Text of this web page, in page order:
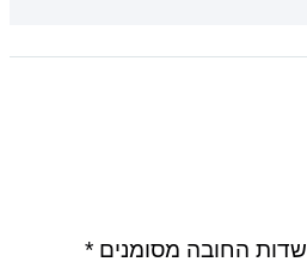
שדות החובה מסומנים *